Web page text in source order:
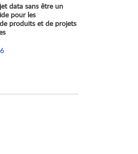
data sans être un
pour les
produits et de projets